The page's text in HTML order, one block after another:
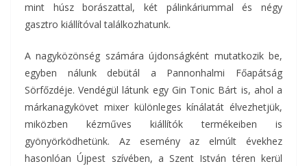
mint húsz borászattal, két pálinkáriummal és négy
gasztro kiállítóval találkozhatunk.
A nagyközönség számára újdonságként mutatkozik be,
egyben nálunk debütál a Pannonhalmi Főapátság
Sörfőzdéje. Vendégül látunk egy Gin Tonic Bárt is, ahol a
márkanagykövet mixer különleges kínálatát élvezhetjük,
miközben kézműves kiállítók termékeiben is
gyönyörködhetünk. Az esemény az elmúlt évekhez
hasonlóan Újpest szívében, a Szent István téren kerül